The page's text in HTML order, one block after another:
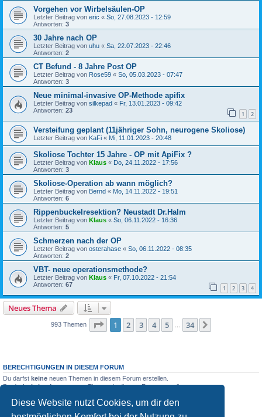
Diese Website nutzt Cookies, um dir den
Vorgehen vor Wirbelsäulen-OP
Letzter Beitrag von eric « So, 27.08.2023 - 12:59
Antworten: 3
30 Jahre nach OP
Letzter Beitrag von uhu « Sa, 22.07.2023 - 22:46
Antworten: 2
CT Befund - 8 Jahre Post OP
Letzter Beitrag von Rose59 « So, 05.03.2023 - 07:47
Antworten: 3
Neue minimal-invasive OP-Methode apifix
Letzter Beitrag von silkepad « Fr, 13.01.2023 - 09:42
Antworten: 23 1 2
Versteifung geplant (11jähriger Sohn, neurogene Skoliose)
Letzter Beitrag von KaFi « Mi, 11.01.2023 - 20:48
Skoliose Tochter 15 Jahre - OP mit ApiFix ?
Letzter Beitrag von Klaus « Do, 24.11.2022 - 17:56
Antworten: 3
Skoliose-Operation ab wann möglich?
Letzter Beitrag von Bernd « Mo, 14.11.2022 - 19:51
Antworten: 6
Rippenbuckelresektion? Neustadt Dr.Halm
Letzter Beitrag von Klaus « So, 06.11.2022 - 16:36
Antworten: 5
Schmerzen nach der OP
Letzter Beitrag von osterahase « So, 06.11.2022 - 08:35
Antworten: 2
VBT- neue operationsmethode?
Letzter Beitrag von Klaus « Fr, 07.10.2022 - 21:54
Antworten: 67 1 2 3 4
Neues Thema
993 Themen Seite 1von 34
1 2 3 4 5 34
BERECHTIGUNGEN IN DIESEM FORUM
Du darfst keine neuen Themen in diesem Forum erstellen.
Du darfstkeineAntworten zu Themen in diesem Forum erstellen.
Du darfst deine Beiträge in diesem Forumnicht löschen.